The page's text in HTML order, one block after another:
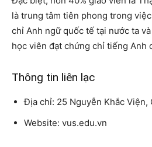
là trung tâm tiên phong trong
chỉ Anh ngữ quốc tế tại nước ta
học viên đạt chứng chỉ tiếng Anh
Thông tin liên lạc
Địa chỉ: 25 Nguyễn Khắc Viện,
Website: vus.edu.vn